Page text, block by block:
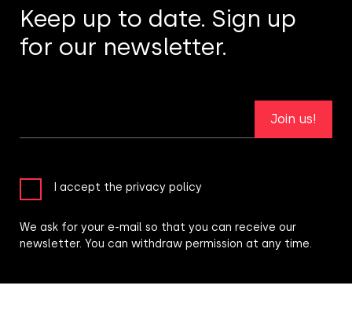
Keep up to date. Sign up
for our newsletter.
Join us!
I accept the privacy policy
We ask for your e-mail so that you can receive our
newsletter. You can withdraw permission at any time.